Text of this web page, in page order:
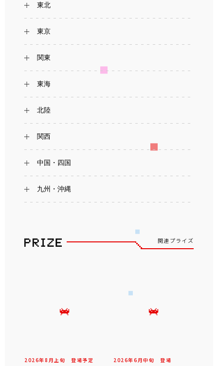
東北
東京
関東
東海
北陸
関西
中国・四国
九州・沖縄
関連プライズ
2026年8 月 上旬 登場予定 2026年6 月中旬 登場